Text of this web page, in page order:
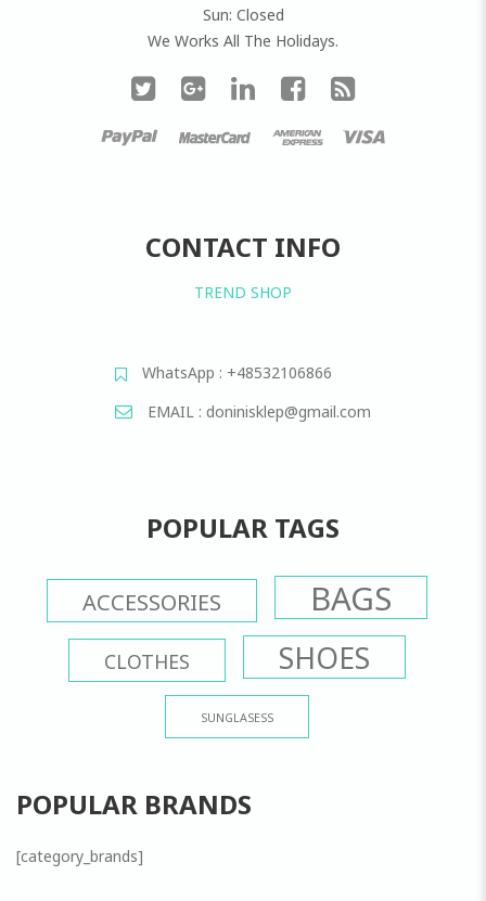
Sun: Closed
We Works All The Holidays.
CONTACT INFO
TREND SHOP
WhatsApp : +48532106866
EMAIL : doninisklep@gmail.com
POPULAR TAGS
ACCESSORIES BAGS
CLOTHES SHOES
SUNGLASESS
POPULAR BRANDS
[category_brands]